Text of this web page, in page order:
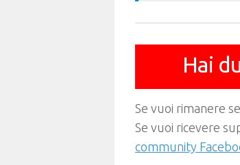
Hai
Se vuoi rimanere
Se vuoi ricevere
community